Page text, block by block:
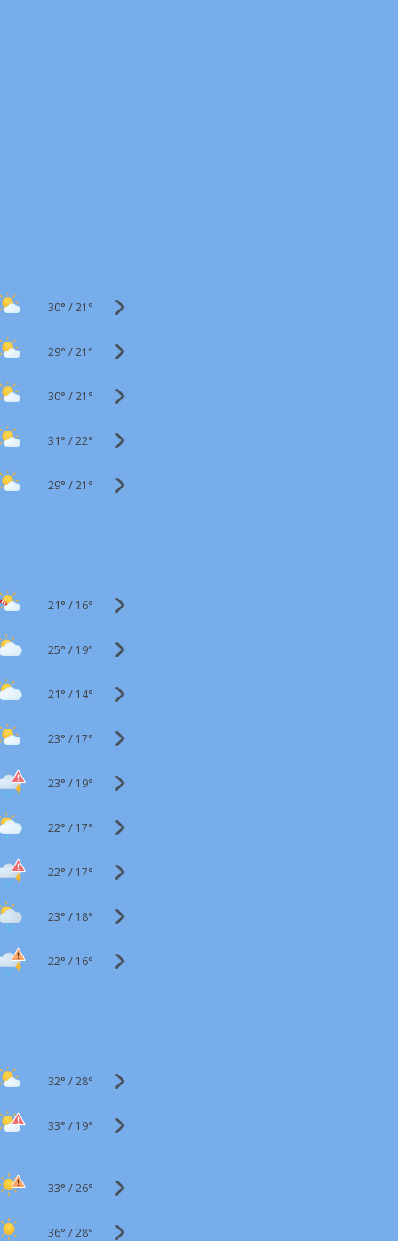
30° /21°
29° /21°
30° /21°
31° /22°
29° /21°
21° / 16°
25° / 19°
21° / 14°
23° / 17°
23° / 19°
22° / 17°
22° / 17°
23° / 18°
22° / 16°
32° /28°
33° / 19°
33° /26°
36° /28°